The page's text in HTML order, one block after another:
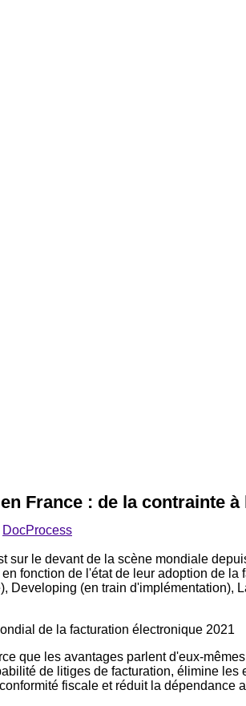
France : de la contrainte
DocProcess
sur le devant de la scène mondiale
fonction de l'état de leur adoption de
Developing (en train d'implémentation),
de la facturation électronique 2021
que les avantages parlent d'eux-
de litiges de facturation, élimine
fiscale et réduit la dépendance